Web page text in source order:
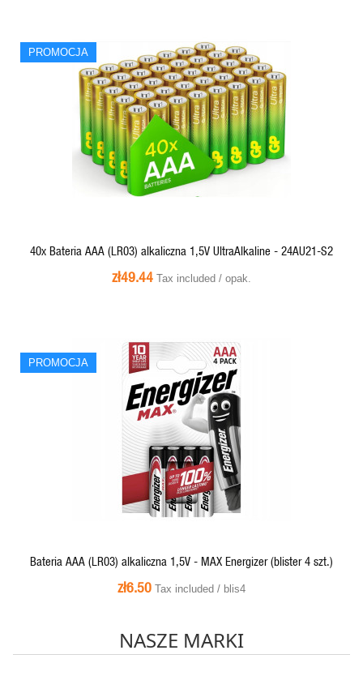
PROMOCJA
QUICK VIEW
40x Bateria AAA (LR03) alkaliczna 1,5V UltraAlkaline - 24AU21-S2
zł49.44 Tax included / opak.
PROMOCJA
PROMOCJA
QUICK VIEW
Bateria AAA (LR03) alkaliczna 1,5V - MAX Energizer (blister 4 szt.)
zł6.50 Tax included / blis4
NASZE MARKI